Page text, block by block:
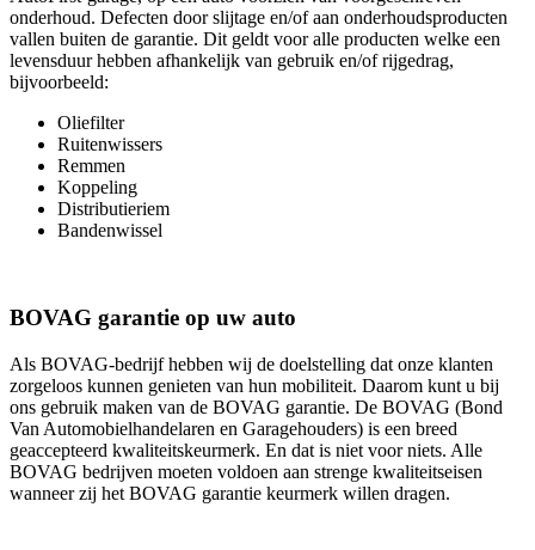
onderhoud. Defecten door slijtage en/of aan onderhoudsproducten
vallen buiten de garantie. Dit geldt voor alle producten welke een
levensduur hebben afhankelijk van gebruik en/of rijgedrag,
bijvoorbeeld:
Oliefilter
Ruitenwissers
Remmen
Koppeling
Distributieriem
Bandenwissel
BOVAG garantie op uw auto
Als BOVAG-bedrijf hebben wij de doelstelling dat onze klanten
zorgeloos kunnen genieten van hun mobiliteit. Daarom kunt u bij
ons gebruik maken van de BOVAG garantie. De BOVAG (Bond
Van Automobielhandelaren en Garagehouders) is een breed
geaccepteerd kwaliteitskeurmerk. En dat is niet voor niets. Alle
BOVAG bedrijven moeten voldoen aan strenge kwaliteitseisen
wanneer zij het BOVAG garantie keurmerk willen dragen.